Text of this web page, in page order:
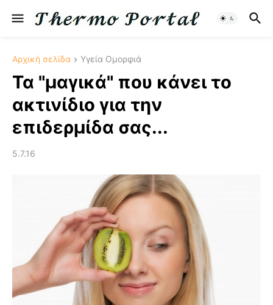
Αρχική σελίδα Υγεία Ομορφιά
Τα "μαγικά" που κάνει το
ακτινίδιο για την
επιδερμίδα σας...
5.7.16